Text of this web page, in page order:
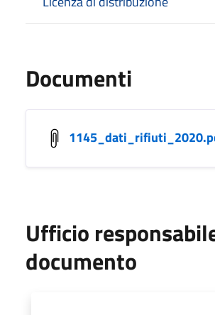
Documenti
Ufficio
documento